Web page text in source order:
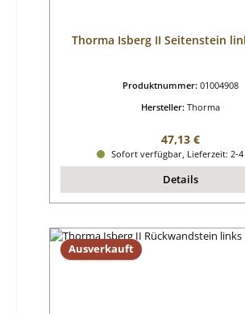
Thorma Isberg II Seitenstein
Produktnummer: 01004908
Hersteller: Thorma
Regulärer Preis:
47,13 €
Sofort verfügbar, Lieferzeit: 2-4
Details
Ausverkauft